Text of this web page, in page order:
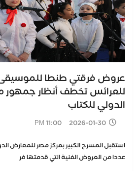
عروض فرقتي طنطا للموسيقى
للعرائس تخطف أنظار جمهور
الدولي للكتاب
2026-01-30 11:00 PM
استقبل المسرح الكبير بمركز مصر للمعارض
عددا من العروض الفنية التي قدمتها فر